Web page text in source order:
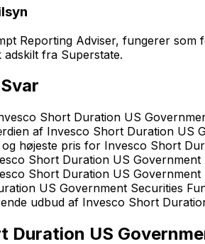
Reporting Adviser, fungerer
fra Superstate.
Short Duration US
af Invesco Short Duration US
højeste pris for Invesco Short
Short Duration US
Short Duration US Government
US Government Securities
udbud af Invesco Short
Duration US